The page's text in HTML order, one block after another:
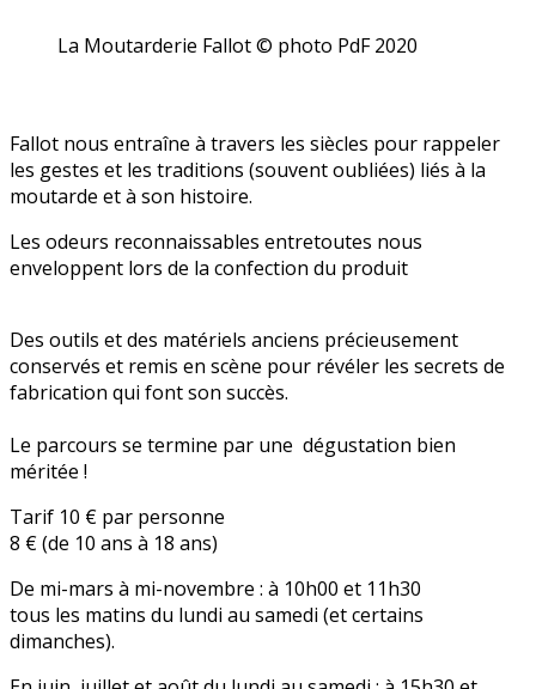
La Moutarderie Fallot © photo PdF 2020
Fallot nous entraîne à travers les siècles pour rappeler
les gestes et les traditions (souvent oubliées) liés à la
moutarde et à son histoire.
Les odeurs reconnaissables entretoutes nous
enveloppent lors de la confection du produit
Des outils et des matériels anciens précieusement
conservés et remis en scène pour révéler les secrets de
fabrication qui font son succès.
Le parcours se termine par une dégustation bien
méritée !
Tarif 10 € par personne
8 € (de 10 ans à 18 ans)
De mi-mars à mi-novembre : à 10h00 et 11h30
tous les matins du lundi au samedi (et certains
dimanches).